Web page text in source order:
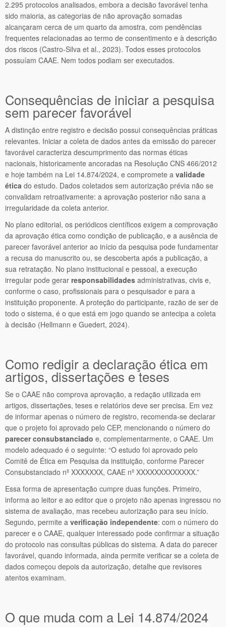
2.295 protocolos analisados, embora a decisão favorável tenha
sido maioria, as categorias de não aprovação somadas
alcançaram cerca de um quarto da amostra, com pendências
frequentes relacionadas ao termo de consentimento e à descrição
dos riscos (Castro-Silva et al., 2023). Todos esses protocolos
possuíam CAAE. Nem todos podiam ser executados.
Consequências de iniciar a pesquisa
sem parecer favorável
A distinção entre registro e decisão possui consequências práticas
relevantes. Iniciar a coleta de dados antes da emissão do parecer
favorável caracteriza descumprimento das normas éticas
nacionais, historicamente ancoradas na Resolução CNS 466/2012
e hoje também na Lei 14.874/2024, e compromete a validade
ética do estudo. Dados coletados sem autorização prévia não se
convalidam retroativamente: a aprovação posterior não sana a
irregularidade da coleta anterior.
No plano editorial, os periódicos científicos exigem a comprovação
da aprovação ética como condição de publicação, e a ausência de
parecer favorável anterior ao início da pesquisa pode fundamentar
a recusa do manuscrito ou, se descoberta após a publicação, a
sua retratação. No plano institucional e pessoal, a execução
irregular pode gerar responsabilidades administrativas, civis e,
conforme o caso, profissionais para o pesquisador e para a
instituição proponente. A proteção do participante, razão de ser de
todo o sistema, é o que está em jogo quando se antecipa a coleta
à decisão (Hellmann e Guedert, 2024).
Como redigir a declaração ética em
artigos, dissertações e teses
Se o CAAE não comprova aprovação, a redação utilizada em
artigos, dissertações, teses e relatórios deve ser precisa. Em vez
de informar apenas o número de registro, recomenda-se declarar
que o projeto foi aprovado pelo CEP, mencionando o número do
parecer consubstanciado e, complementarmente, o CAAE. Um
modelo adequado é o seguinte: “O estudo foi aprovado pelo
Comitê de Ética em Pesquisa da instituição, conforme Parecer
Consubstanciado nº XXXXXXX, CAAE nº XXXXXXXXXXXXX.”
Essa forma de apresentação cumpre duas funções. Primeiro,
informa ao leitor e ao editor que o projeto não apenas ingressou no
sistema de avaliação, mas recebeu autorização para seu início.
Segundo, permite a verificação independente: com o número do
parecer e o CAAE, qualquer interessado pode confirmar a situação
do protocolo nas consultas públicas do sistema. A data do parecer
favorável, quando informada, ainda permite verificar se a coleta de
dados começou depois da autorização, detalhe que revisores
atentos examinam.
O que muda com a Lei 14.874/2024